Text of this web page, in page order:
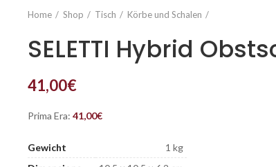
Home Shop Tisch Körbe und Schalen
SELETTI Hybrid
41,00€
Prima Era: 41,00€
Gewicht
1 kg